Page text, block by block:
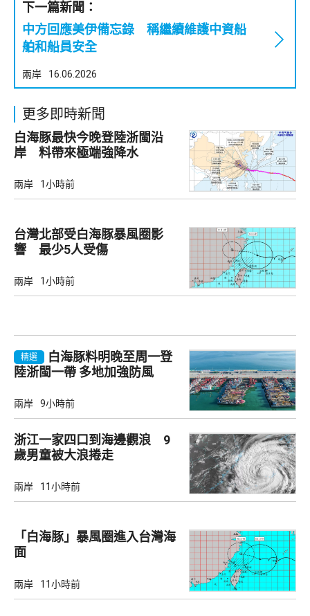
下一篇新聞：
中方回應美伊備忘錄 稱繼續維護中資船
舶和船員安全
兩岸 16.06.2026
更多即時新聞
白海豚最快今晚登陸浙閩沿
岸 料帶來極端強降水
兩岸 1小時前
台灣北部受白海豚暴風圈影
響 最少5人受傷
兩岸 1小時前
精選
白海豚料明晚至周一登
陸浙閩一帶 多地加強防風
兩岸 9小時前
浙江一家四口到海邊觀浪 9
歲男童被大浪捲走
兩岸 11小時前
「白海豚」暴風圈進入台灣海
面
兩岸 11小時前